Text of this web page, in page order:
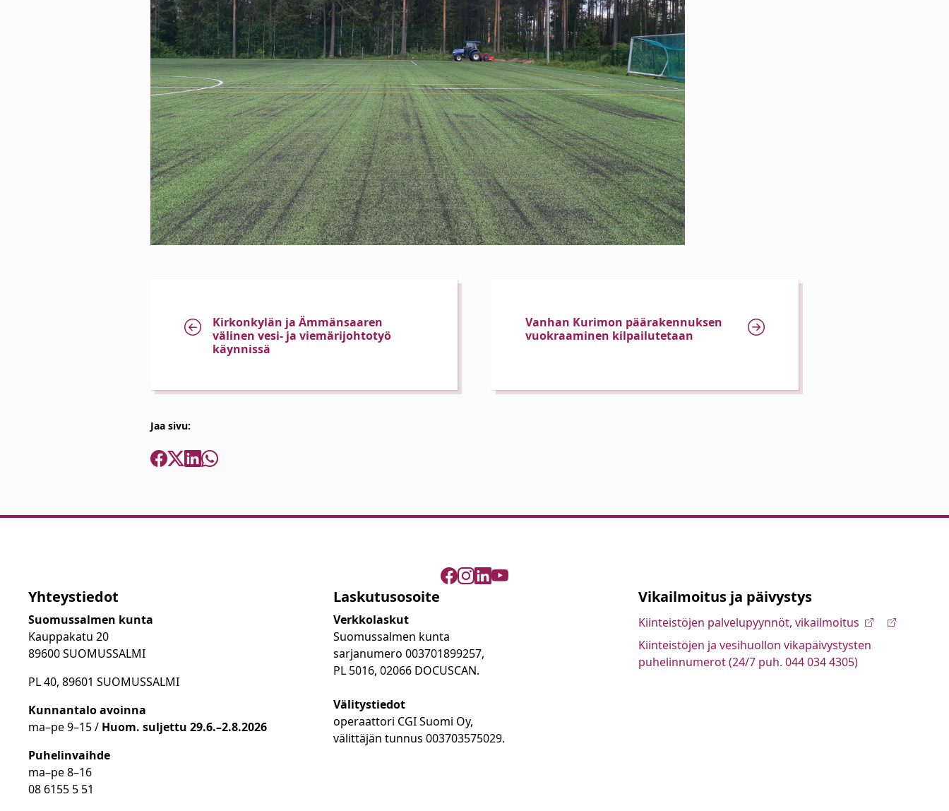
Kirkonkylän ja Ämmänsaaren
välinen vesi- ja viemärijohtotyö
käynnissä
Vanhan Kurimon päärakennuksen
vuokraaminen kilpailutetaan
Jaa sivu:
Yhteystiedot
Suomussalmen kunta
Kauppakatu 20
89600 SUOMUSSALMI
PL 40, 89601 SUOMUSSALMI
Kunnantalo avoinna
ma–pe 9–15 / Huom. suljettu 29.6.–2.8.2026
Puhelinvaihde
ma–pe 8–16
08 6155 5 51
Laskutusosoite
Verkkolaskut
Suomussalmen kunta
sarjanumero 003701899257,
PL 5016, 02066 DOCUSCAN.
Välitystiedot
operaattori CGI Suomi Oy,
välittäjän tunnus 003703575029.
Vikailmoitus ja päivystys
Kiinteistöjen palvelupyynnöt, vikailmoitus
Kiinteistöjen ja vesihuollon vikapäivystysten
puhelinnumerot (24/7 puh. 044 034 4305)